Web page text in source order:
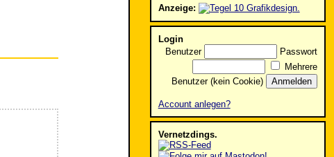
Anzeige:
Login
Benutzer
Passwort
Mehrere
Benutzer (kein Cookie)
Account anlegen?
Vernetzdings.